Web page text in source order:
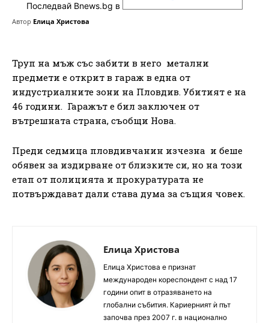
Последвай Bnews.bg в
Автор Елица Христова
Труп на мъж със забити в него метални
предмети е открит в гараж в една от
индустриалните зони на Пловдив. Убитият е на
46 години. Гаражът е бил заключен от
вътрешната страна, съобщи Нова.
Преди седмица пловдивчанин изчезна и беше
обявен за издирване от близките си, но на този
етап от полицията и прокуратурата не
потвърждават дали става дума за същия човек.
Елица Христова
Елица Христова е признат
международен кореспондент с над 17
години опит в отразяването на
глобални събития. Кариерният ѝ път
започва през 2007 г. в национално